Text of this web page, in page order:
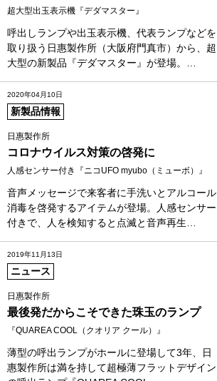
超大型出玉表示機『デダマスター』
呼出しランプや出玉表示機、代表ランプなどを
取り扱う日惠製作所（大阪府門真市）から、超
大型の新製品『デダマスター』が登場。…
2020年04月10日
新製品情報
日惠製作所
コロナウイルス対策の啓発に
人感センサー付き『ニコUFO myubo（ミューボ）』
音声メッセージで来客者に手洗いとアルコール
消毒を啓発するアイテムが登場。人感センサー
付きで、人を検知すると点滅と音声再生…
2019年11月13日
ニュース
日惠製作所
最後発だからこそできた珠玉のランプ
『QUAREA COOL（クオリア クール）』
薄型の呼出ランプがホールに登場して3年、日
惠製作所は満を持して超極薄フラットデザイン